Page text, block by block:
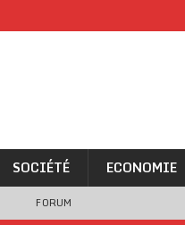
SOCIÉTÉ ECONOMIE
FORUM